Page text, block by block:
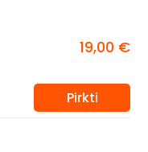
19,00 €
Pirkti